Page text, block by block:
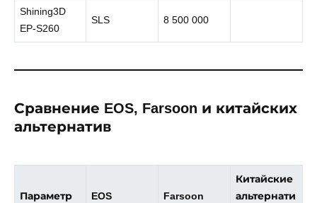
Shining3D
EP-S260
SLS 8 500 000
Сравнение EOS, Farsoon и китайских
альтернатив
Параметр EOS Farsoon
Китайские
альтернати